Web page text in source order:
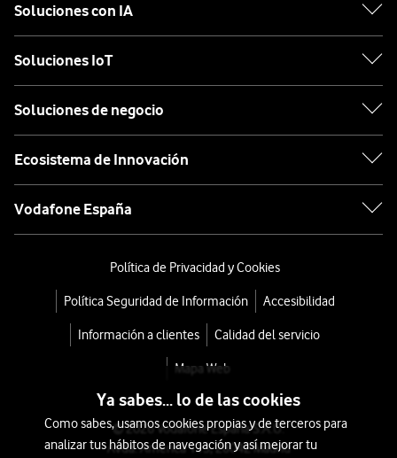
Soluciones con IA
Soluciones IoT
Soluciones de negocio
Ecosistema de Innovación
Vodafone España
Política de Privacidad y Cookies
Política Seguridad de Información Accesibilidad
Información a clientes Calidad del servicio
Mapa Web
© 2026 Vodafone España S.A.U.
Avda. América 115, 28042 Madrid
Ya sabes... lo de las cookies
Como sabes, usamos cookies propias y de terceros para
analizar tus hábitos de navegación y así mejorar tu